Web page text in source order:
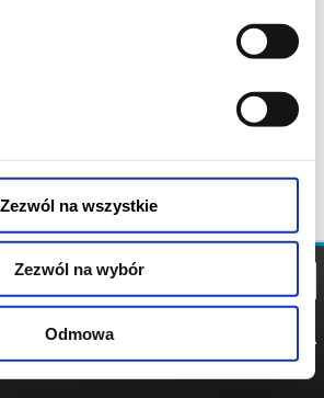
Zezwól na wszystkie
Zezwól na wybór
Odmowa
POLITYKA
POLITYKA